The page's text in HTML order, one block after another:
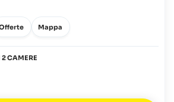
Mappa
CAMERE